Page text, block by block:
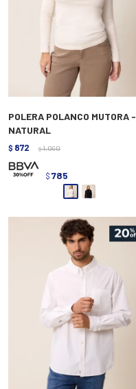
POLERA POLANCO MUTORA -
NATURAL
$ 872 $ 1.090
$ 785